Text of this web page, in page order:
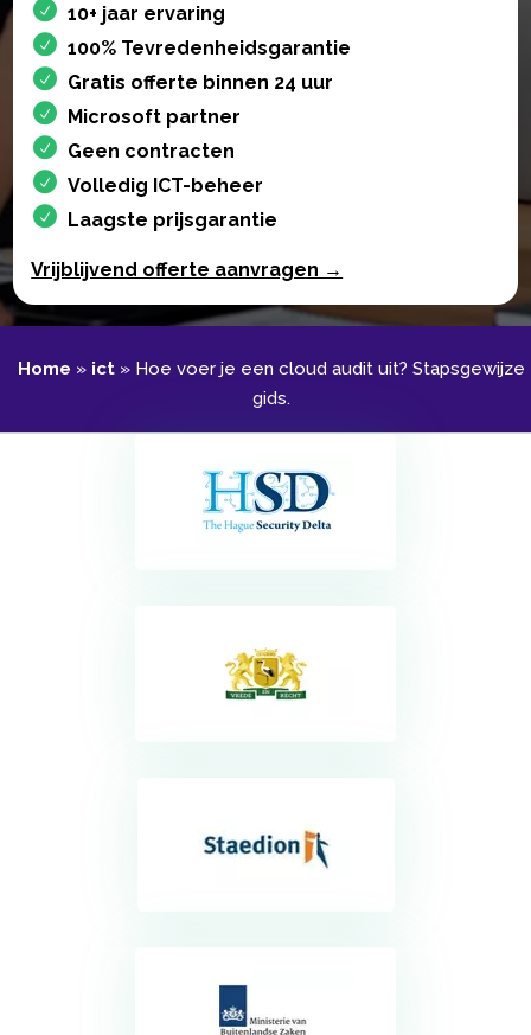
10+ jaar ervaring
100% Tevredenheidsgarantie
Gratis offerte binnen 24 uur
Microsoft partner
Geen contracten
Volledig ICT-beheer
Laagste prijsgarantie
Vrijblijvend offerte aanvragen →
Home » ict » Hoe voer je een cloud audit uit? Stapsgewijze
gids.​